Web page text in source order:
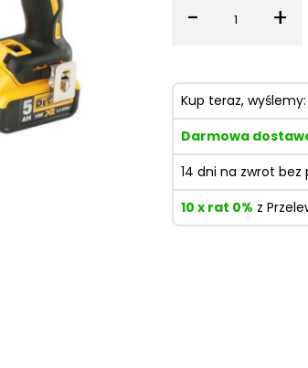
- Ilość +
Kup teraz, wyślemy:
Darmowa
14 dni na zwrot bez
10 x rat 0% z